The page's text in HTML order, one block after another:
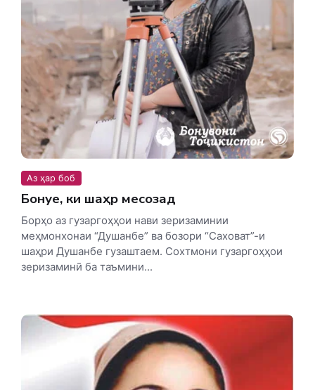
Аз ҳар боб
Бонуе, ки шаҳр месозад
Борҳо аз гузаргоҳҳои нави зеризаминии
меҳмонхонаи “Душанбе” ва бозори “Саховат”-и
шаҳри Душанбе гузаштаем. Сохтмони гузаргоҳҳои
зеризаминӣ ба таъмини...